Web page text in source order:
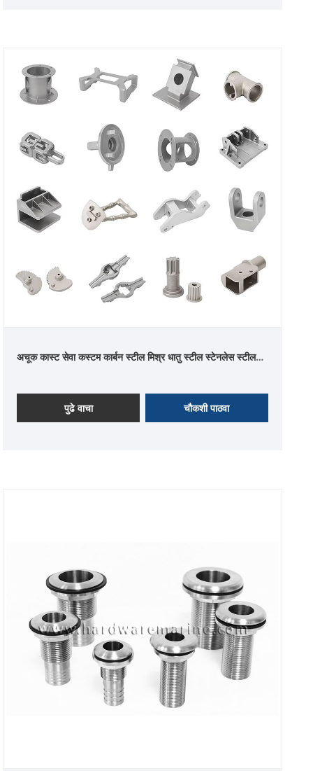
अचूक कास्ट सेवा कस्टम कार्बन स्टील मिश्र धातु स्टील स्टेनलेस स्टील
पुढे वाचा चौकशी पाठवा